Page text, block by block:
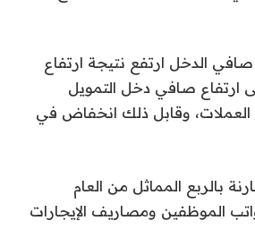
صافي الدخل ارتفع نتيجة ارتفاع
بشكل رئيس إلى ارتفاع صافي دخل التمويل
العملات، وقابل ذلك انخفاض في
إجمالي مصاريف العمليات بنسبة 18.7% مقارنة بالربع المماثل من العام
الموظفين ومصاريف الإيجارات